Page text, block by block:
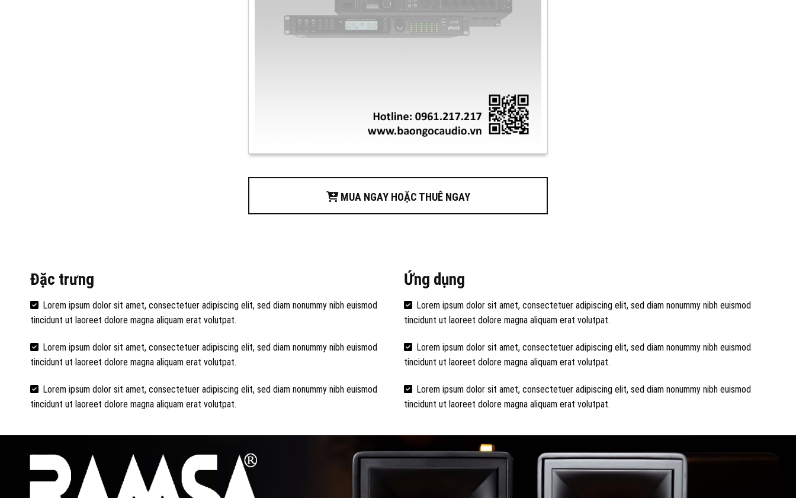
MUA NGAY HOẶC THUÊ NGAY
Đặc trưng
Lorem ipsum dolor sit amet, consectetuer adipiscing elit, sed diam nonummy nibh euismod
tincidunt ut laoreet dolore magna aliquam erat volutpat.
Lorem ipsum dolor sit amet, consectetuer adipiscing elit, sed diam nonummy nibh euismod
tincidunt ut laoreet dolore magna aliquam erat volutpat.
Lorem ipsum dolor sit amet, consectetuer adipiscing elit, sed diam nonummy nibh euismod
tincidunt ut laoreet dolore magna aliquam erat volutpat.
Ứng dụng
Lorem ipsum dolor sit amet, consectetuer adipiscing elit, sed diam nonummy nibh euismod
tincidunt ut laoreet dolore magna aliquam erat volutpat.
Lorem ipsum dolor sit amet, consectetuer adipiscing elit, sed diam nonummy nibh euismod
tincidunt ut laoreet dolore magna aliquam erat volutpat.
Lorem ipsum dolor sit amet, consectetuer adipiscing elit, sed diam nonummy nibh euismod
tincidunt ut laoreet dolore magna aliquam erat volutpat.